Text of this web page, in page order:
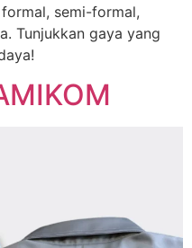
semi-formal,
Tunjukkan gaya yang